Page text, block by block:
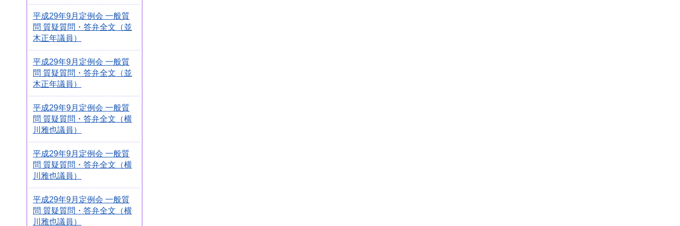
平成29年9月定例会 一般質
問 質疑質問・答弁全文（並
木正年議員）
平成29年9月定例会 一般質
問 質疑質問・答弁全文（並
木正年議員）
平成29年9月定例会 一般質
問 質疑質問・答弁全文（横
川雅也議員）
平成29年9月定例会 一般質
問 質疑質問・答弁全文（横
川雅也議員）
平成29年9月定例会 一般質
問 質疑質問・答弁全文（横
川雅也議員）